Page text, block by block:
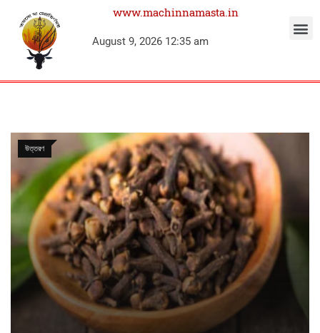
www.machinnamasta.in
August 9, 2026 12:35 am
উত্তরণ